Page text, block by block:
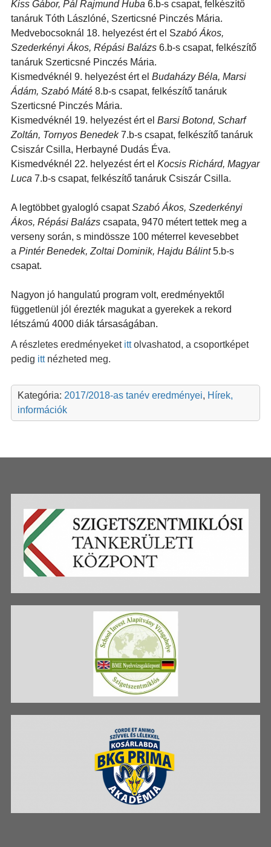
Kiss Gábor, Pál Rajmund Huba 6.b-s csapat, felkészítő
tanáruk Tóth Lászlóné, Szerticsné Pinczés Mária.
Medvebocsoknál 18. helyezést ért el Szabó Ákos,
Szederkényi Ákos, Répási Balázs6.b-s csapat, felkészítő
tanáruk Szerticsné Pinczés Mária.
Kismedvéknél 9. helyezést ért el Budaházy Béla, Marsi
Ádám, Szabó Máté8.b-s csapat, felkészítő tanáruk
Szerticsné Pinczés Mária.
Kismedvéknél 19. helyezést ért el Barsi Botond, Scharf
Zoltán, Tornyos Benedek7.b-s csapat, felkészítő tanáruk
Csiszár Csilla, Herbayné Dudás Éva.
Kismedvéknél 22. helyezést ért el Kocsis Richárd, Magyar
Luca 7.b-s csapat, felkészítő tanáruk Csiszár Csilla.
A legtöbbet gyalogló csapatSzabó Ákos, Szederkényi
Ákos, Répási Balázscsapata, 9470 métert tettek meg a
verseny során, s mindössze 100 méterrel kevesebbet
a Pintér Benedek, Zoltai Dominik, Hajdu Bálint5.b-s
csapat.
Nagyon jó hangulatú program volt, eredményektől
függetlenül jól érezték magukat a gyerekek a rekord
létszámú 4000 diák társaságában.
A részletes eredményeket ittolvashatod, a csoportképet
pedig ittnézheted meg.
Kategória: 2017/2018-as tanév eredményei, Hírek,
információk